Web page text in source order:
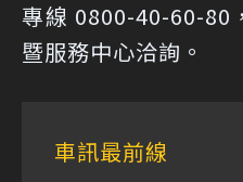
專線 0800-40-60-80
暨服務中心洽詢。
車訊最前線